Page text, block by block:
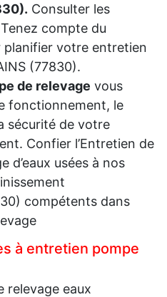
Consulter les
compte du
votre entretien
(77830).
de relevage vous
fonctionnement, le
sécurité de votre
Confier l’Entretien de
d’eaux usées à nos
compétents dans
à entretien pompe
relevage eaux